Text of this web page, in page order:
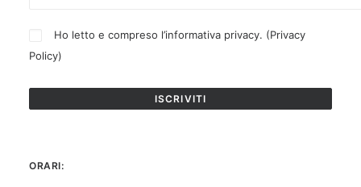
Ho letto e compreso l’informativa privacy. (Privacy
Policy)
ORARI: